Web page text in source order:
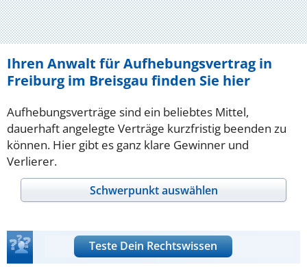
Ihren Anwalt für Aufhebungsvertrag in
Freiburg im Breisgau finden Sie hier
Aufhebungsverträge sind ein beliebtes Mittel,
dauerhaft angelegte Verträge kurzfristig beenden zu
können. Hier gibt es ganz klare Gewinner und
Verlierer.
Schwerpunkt auswählen
Teste Dein Rechtswissen